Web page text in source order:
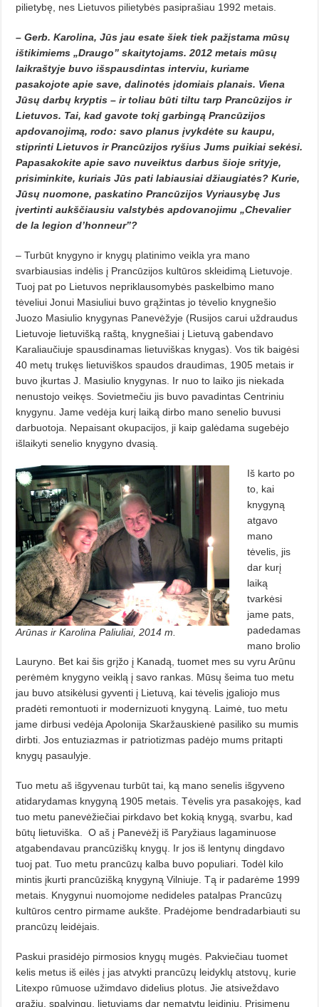
pilietybę, nes Lietuvos pilietybės pasiprašiau 1992 metais.
– Gerb. Karolina, Jūs jau esate šiek tiek pažįstama mūsų
ištikimiems „Draugo” skaitytojams. 2012 metais mūsų
laikraštyje buvo išspausdintas interviu, kuriame
pasakojote apie save, dalinotės įdomiais planais. Viena
Jūsų darbų kryptis – ir toliau būti tiltu tarp Prancūzijos ir
Lietuvos. Tai, kad gavote tokį garbingą Prancūzijos
apdovanojimą, rodo: savo planus įvykdėte su kaupu,
stiprinti Lietuvos ir Prancūzijos ryšius Jums puikiai sekėsi.
Papasakokite apie savo nuveiktus darbus šioje srityje,
prisiminkite, kuriais Jūs pati labiausiai džiaugiatės? Kurie,
Jūsų nuomone, paskatino Prancūzijos Vyriausybę Jus
įvertinti aukščiausiu valstybės apdovanojimu „Chevalier
de la legion d’honneur”?
– Turbūt knygyno ir knygų platinimo veikla yra mano
svarbiausias indėlis į Prancūzijos kultūros skleidimą Lietuvoje.
Tuoj pat po Lietuvos nepriklausomybės paskelbimo mano
tėveliui Jonui Masiuliui buvo grąžintas jo tėvelio knygnešio
Juozo Masiulio knygynas Panevėžyje (Rusijos carui uždraudus
Lietuvoje lietuvišką raštą, knygnešiai į Lietuvą gabendavo
Karaliaučiuje spausdinamas lietuviškas knygas). Vos tik baigėsi
40 metų trukęs lietuviškos spaudos draudimas, 1905 metais ir
buvo įkurtas J. Masiulio knygynas. Ir nuo to laiko jis niekada
nenustojo veikęs. Sovietmečiu jis buvo pavadintas Centriniu
knygynu. Jame vedėja kurį laiką dirbo mano senelio buvusi
darbuotoja. Nepaisant okupacijos, ji kaip galėdama sugebėjo
išlaikyti senelio knygyno dvasią.
Arūnas ir Karolina Paliuliai, 2014 m.
Iš karto po
to, kai
knygyną
atgavo
mano
tėvelis, jis
dar kurį
laiką
tvarkėsi
jame pats,
padedamas
mano brolio
Lauryno. Bet kai šis grįžo į Kanadą, tuomet mes su vyru Arūnu
perėmėm knygyno veiklą į savo rankas. Mūsų šeima tuo metu
jau buvo atsikėlusi gyventi į Lietuvą, kai tėvelis įgaliojo mus
pradėti remontuoti ir modernizuoti knygyną. Laimė, tuo metu
jame dirbusi vedėja Apolonija Skaržauskienė pasiliko su mumis
dirbti. Jos entuziazmas ir patriotizmas padėjo mums pritapti
knygų pasaulyje.
Tuo metu aš išgyvenau turbūt tai, ką mano senelis išgyveno
atidarydamas knygyną 1905 metais. Tėvelis yra pasakojęs, kad
tuo metu panevėžiečiai pirkdavo bet kokią knygą, svarbu, kad
būtų lietuviška.
O aš į Panevėžį iš Paryžiaus lagaminuose
atgabendavau prancūziškų knygų. Ir jos iš lentynų dingdavo
tuoj pat. Tuo metu prancūzų kalba buvo populiari. Todėl kilo
mintis įkurti prancūzišką knygyną Vilniuje. Tą ir padarėme 1999
metais. Knygynui nuomojome nedideles patalpas Prancūzų
kultūros centro pirmame aukšte. Pradėjome bendradarbiauti su
prancūzų leidėjais.
Paskui prasidėjo pirmosios knygų mugės. Pakviečiau tuomet
kelis metus iš eilės į jas atvykti prancūzų leidyklų atstovų, kurie
Litexpo rūmuose užimdavo didelius plotus. Jie atsiveždavo
gražių, spalvingų, lietuviams dar nematytų leidinių. Prisimenu